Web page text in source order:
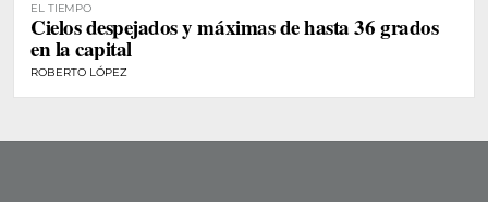
EL TIEMPO
Cielos despejados y máximas de hasta 36 grados
en la capital
ROBERTO LÓPEZ